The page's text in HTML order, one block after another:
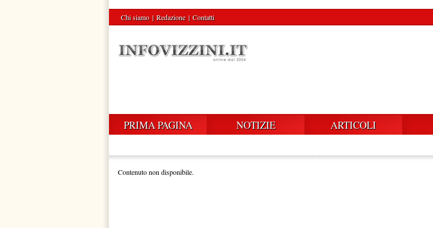
Chi siamo | Redazione | Contatti
PRIMA PAGINA NOTIZIE ARTICOLI
Contenuto non disponibile.